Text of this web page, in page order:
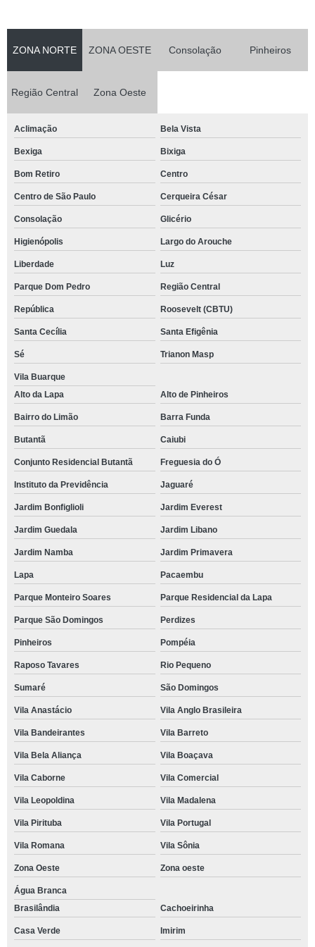
ZONA NORTE ZONA OESTE Consolação Pinheiros
Região Central Zona Oeste
Aclimação Bela Vista
Bexiga Bixiga
Bom Retiro Centro
Centro de São Paulo Cerqueira César
Consolação Glicério
Higienópolis Largo do Arouche
Liberdade Luz
Parque Dom Pedro Região Central
República Roosevelt (CBTU)
Santa Cecília Santa Efigênia
Sé Trianon Masp
Vila Buarque
Alto da Lapa
Alto de Pinheiros
Bairro do Limão Barra Funda
Butantã Caiubi
Conjunto Residencial Butantã Freguesia do Ó
Instituto da Previdência Jaguaré
Jardim Bonfiglioli Jardim Everest
Jardim Guedala Jardim Libano
Jardim Namba Jardim Primavera
Lapa Pacaembu
Parque Monteiro Soares Parque Residencial da Lapa
Parque São Domingos Perdizes
Pinheiros Pompéia
Raposo Tavares Rio Pequeno
Sumaré São Domingos
Vila Anastácio Vila Anglo Brasileira
Vila Bandeirantes Vila Barreto
Vila Bela Aliança Vila Boaçava
Vila Caborne Vila Comercial
Vila Leopoldina Vila Madalena
Vila Pirituba Vila Portugal
Vila Romana Vila Sônia
Zona Oeste Zona oeste
Água Branca
Brasilândia
Cachoeirinha
Casa Verde Imirim